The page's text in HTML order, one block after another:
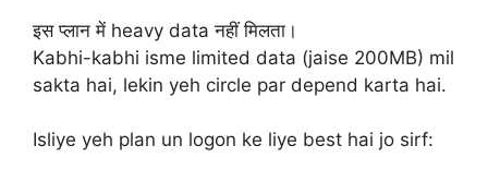
इस प्लान में heavy data नहीं मिलता।
Kabhi-kabhi isme limited data (jaise 200MB) mil
sakta hai, lekin yeh circle par depend karta hai.
Isliye yeh plan un logon ke liye best hai jo sirf: